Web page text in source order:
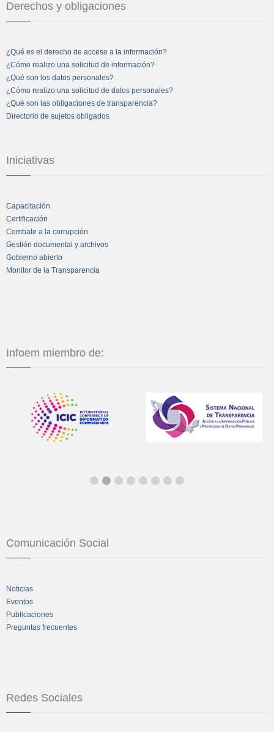
Derechos y obligaciones
¿Qué es el derecho de acceso a la información?
¿Cómo realizo una solicitud de información?
¿Qué son los datos personales?
¿Cómo realizo una solicitud de datos personales?
¿Qué son las obligaciones de transparencia?
Directorio de sujetos obligados
Iniciativas
Capacitación
Certificación
Combate a la corrupción
Gestión documental y archivos
Gobierno abierto
Monitor de la Transparencia
Infoem miembro de:
Comunicación Social
Noticias
Eventos
Publicaciones
Preguntas frecuentes
Redes Sociales